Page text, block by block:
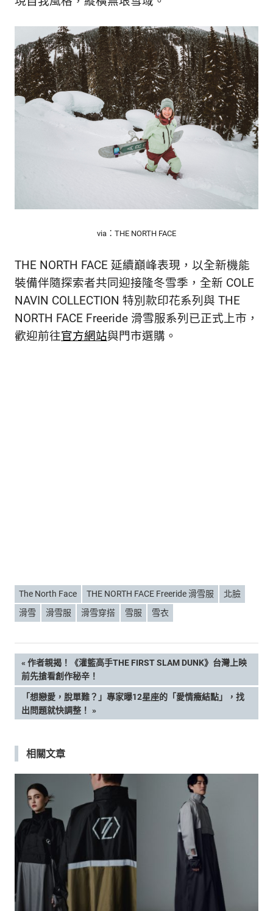
via：THE NORTH FACE
THE NORTH FACE 延續巔峰表現，以全新機能
裝備伴隨探索者共同迎接隆冬雪季，全新 COLE
NAVIN COLLECTION 特別款印花系列與 THE
NORTH FACE Freeride 滑雪服系列已正式上市，
歡迎前往官方網站與門市選購。
The North Face THE NORTH FACE Freeride 滑雪服
北臉
滑雪
滑雪服 滑雪穿搭 雪服 雪衣
文
章
導
覽
PREVIOUS
POST:
作者親揭！《灌籃高手THE FIRST SLAM DUNK》台灣上映
前先搶看創作秘辛！
NEXT
POST:
「想戀愛，脫單難？」專家曝12星座的「愛情癥結點」，找
出問題就快調整！
相關文章